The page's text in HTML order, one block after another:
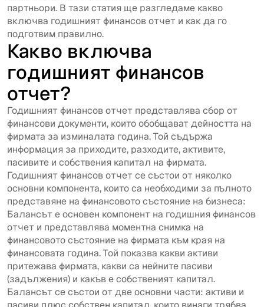
партньори. В тази статия ще разгледаме какво
включва годишният финансов отчет и как да го
подготвим правилно.
Какво включва
годишният финансов
отчет?
Годишният финансов отчет представлява сбор от
финансови документи, които обобщават дейността на
фирмата за изминалата година. Той съдържа
информация за приходите, разходите, активите,
пасивите и собствения капитал на фирмата.
Годишният финансов отчет се състои от няколко
основни компонента, които са необходими за пълното
представяне на финансовото състояние на бизнеса:
Балансът е основен компонент на годишния финансов
отчет и представлява моментна снимка на
финансовото състояние на фирмата към края на
финансовата година. Той показва какви активи
притежава фирмата, какви са нейните пасиви
(задължения) и какъв е собственият капитал.
Балансът се състои от две основни части: активи и